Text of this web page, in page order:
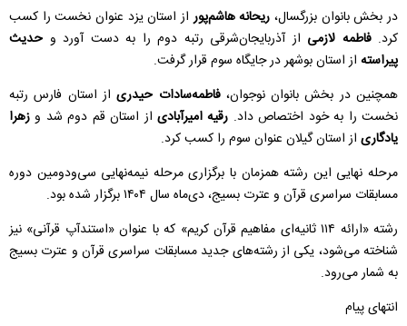
در بخش بانوان بزرگسال، ریحانه هاشم‌پور از استان یزد عنوان نخست را کسب
کرد.فاطمه لازمی از آذربایجان‌شرقی رتبه دوم را به دست آورد و حدیث
پیراسته از استان بوشهر در جایگاه سوم قرار گرفت.
همچنین در بخش بانوان نوجوان،فاطمه‌سادات حیدریاز استان فارس رتبه
نخست را به خود اختصاص داد. رقیه امیرآبادی از استان قم دوم شد و زهرا
یادگاری از استان گیلان عنوان سوم را کسب کرد.
مرحله نهایی این رشته همزمان با برگزاری مرحله نیمه‌نهایی سی‌ودومین دوره
مسابقات سراسری قرآن و عترت بسیج، دی‌ماه سال ۱۴۰۴ برگزار شده بود.
رشته «ارائه ۱۱۴ ثانیه‌ای مفاهیم قرآن کریم» که با عنوان «استندآپ قرآنی» نیز
شناخته می‌شود، یکی از رشته‌های جدید مسابقات سراسری قرآن و عترت بسیج
به شمار می‌رود.
انتهای پیام